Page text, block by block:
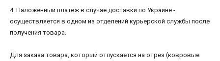
4. Наложенный платеж в случае доставки по Украине -
осуществляется в одном из отделений курьерской службы после
получения товара.
Для заказа товара, который отпускается на отрез (ковровые